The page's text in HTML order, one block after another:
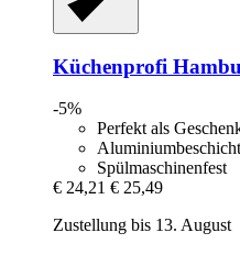
Küchenprofi
-5%
Perfekt als
Spülmaschinenfest
€ 24,21 € 25,49
Zustellung bis 13. August